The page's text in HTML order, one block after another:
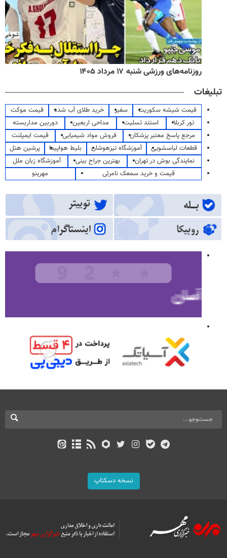
روزنامه‌های ورزشی شنبه ۱۷ مرداد ۱۴۰۵
تبلیغات
قیمت شیشه سکوریت سفیر خرید طلای آب شده
قیمت موکت
تور کربلا
استند تسلیت مداحی اربعین
دوربین مداربسته
مرجع پاسخ معتبر پزشکان
فروش مواد شیمیایی
قیمت ایمپلنت
قطعات لباسشویی
آموزشگاه تیزهوشان بلیط هواپیما
پرشین هتل
نمایندگی بوش در تهران
بهترین جراح بینی
آموزشگاه زبان ملل
قیمت و خرید سمعک نامرئی
مهرینو
نسخه دسکتاپ